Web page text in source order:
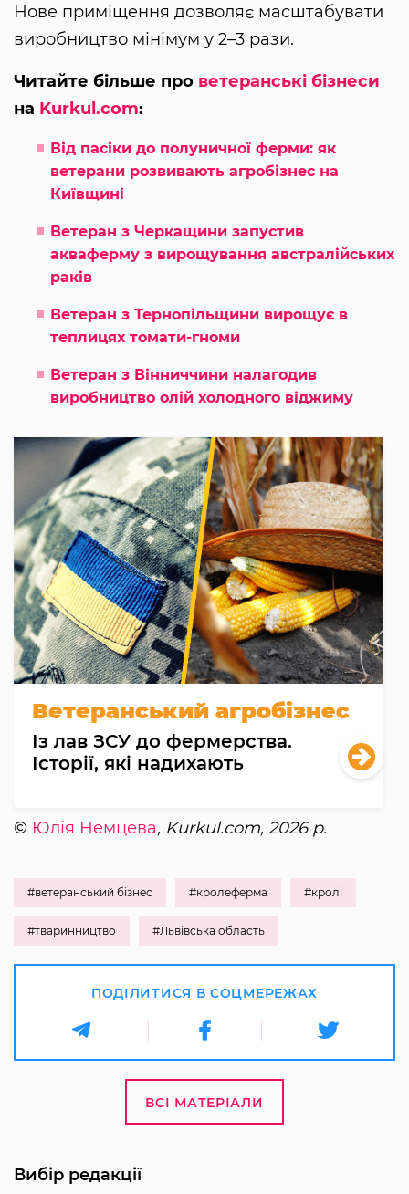
Нове приміщення дозволяє масштабувати
виробництво мінімум у 2–3 рази.
Читайте більше про ветеранські бізнеси
на Kurkul.com:
Від пасіки до полуничної ферми: як
ветерани розвивають агробізнес на
Київщині
Ветеран з Черкащини запустив
акваферму з вирощування австралійських
раків
Ветеран з Тернопільщини вирощує в
теплицях томати-гноми
Ветеран з Вінниччини налагодив
виробництво олій холодного віджиму
Ветеранський агробізнес
Із лав ЗСУ до фермерства.
Історії, які надихають
© Юлія Немцева, Kurkul.com, 2026 р.
#ветеранський бізнес #кролеферма #кролі
#тваринництво #Львівська область
ПОДІЛИТИСЯ В СОЦМЕРЕЖАХ
ВСІ МАТЕРІАЛИ
Вибір редакції